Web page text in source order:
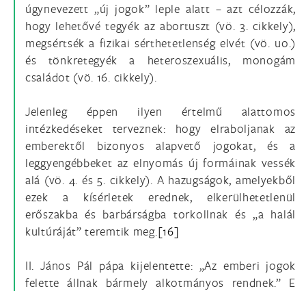
úgynevezett „új jogok” leple alatt – azt célozzák,
hogy lehetővé tegyék az abortuszt (vö. 3. cikkely),
megsértsék a fizikai sérthetetlenség elvét (vö. uo.)
és tönkretegyék a heteroszexuális, monogám
családot (vö. 16. cikkely).
Jelenleg éppen ilyen értelmű alattomos
intézkedéseket terveznek: hogy elraboljanak az
emberektől bizonyos alapvető jogokat, és a
leggyengébbeket az elnyomás új formáinak vessék
alá (vö. 4. és 5. cikkely). A hazugságok, amelyekből
ezek a kísérletek erednek, elkerülhetetlenül
erőszakba és barbárságba torkollnak és „a halál
kultúráját” teremtik meg.[16]
II. János Pál pápa kijelentette: „Az emberi jogok
felette állnak bármely alkotmányos rendnek.” E